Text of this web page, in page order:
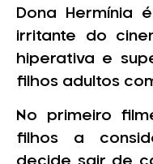
Dona Hermínia
irritante do
hiperativa e
filhos adultos
No primeiro
filhos a